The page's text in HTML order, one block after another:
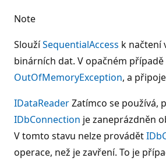
Note
SloužíSequentialAccess k načtení
binárních dat. V opačném
OutOfMemoryException, a
IDataReaderZatímco se používá,
IDbConnection je zaneprázdněn
V tomto stavu nelze provádět
operace, než je zavření. To je